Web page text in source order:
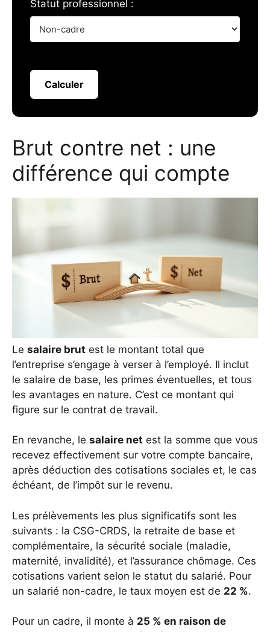
Statut professionnel :
Calculer
Brut contre net : une
différence qui compte
Le salaire brut est le montant total que
l’entreprise s’engage à verser à l’employé. Il inclut
le salaire de base, les primes éventuelles, et tous
les avantages en nature. C’est ce montant qui
figure sur le contrat de travail.
En revanche, le salaire net est la somme que vous
recevez effectivement sur votre compte bancaire,
après déduction des cotisations sociales et, le cas
échéant, de l’impôt sur le revenu.
Les prélèvements les plus significatifs sont les
suivants : la CSG-CRDS, la retraite de base et
complémentaire, la sécurité sociale (maladie,
maternité, invalidité), et l’assurance chômage. Ces
cotisations varient selon le statut du salarié. Pour
un salarié non-cadre, le taux moyen est de 22 %.
Pour un cadre, il monte à 25 % en raison de